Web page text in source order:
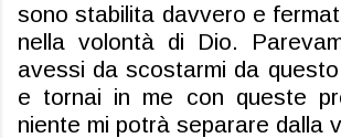
sono stabilita davvero e
nella volontà di Dio.
avessi da scostarmi da
e tornai in me con queste
niente mi potrà separare dalla